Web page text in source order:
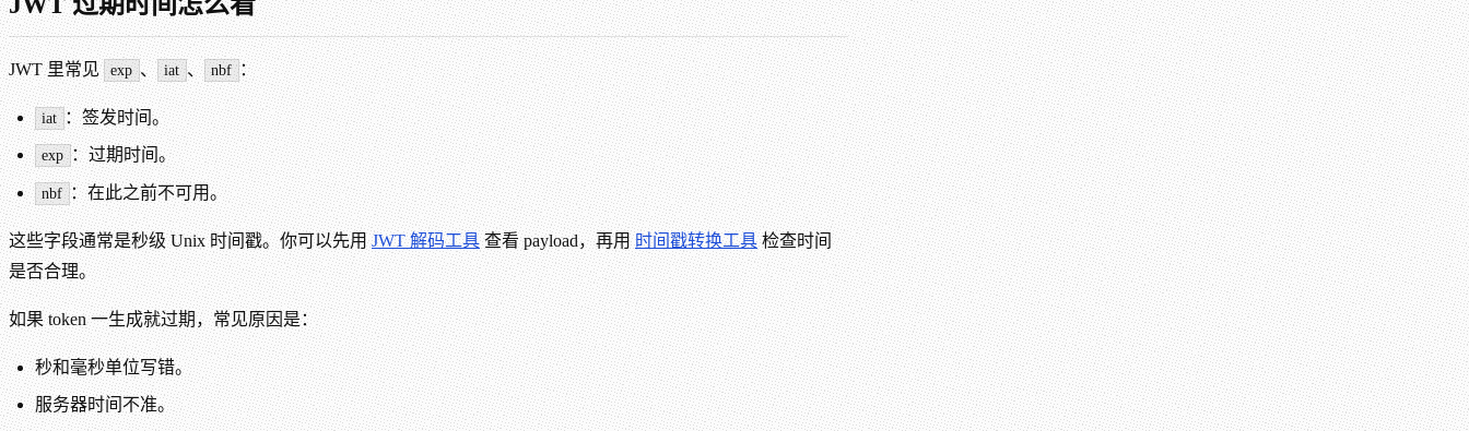
JWT 里常见 exp 、 iat 、 nbf ：
iat ：签发时间。
exp ：过期时间。
nbf ：在此之前不可用。
这些字段通常是秒级 Unix 时间戳。你可以先用JWT 解码工具查看 payload，再用时间戳转换工具检查时间
是否合理。
如果 token 一生成就过期，常见原因是：
秒和毫秒单位写错。
服务器时间不准。